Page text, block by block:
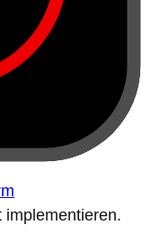
implementieren.